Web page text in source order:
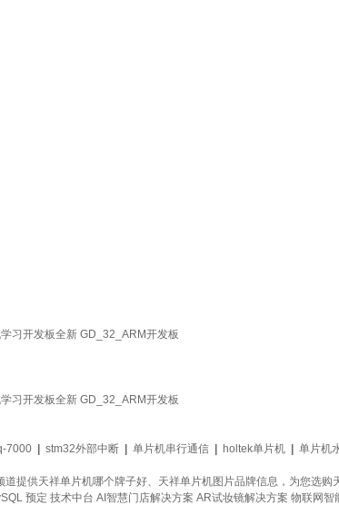
习开发板全新 GD_32_ARM开发板
习开发板全新 GD_32_ARM开发板
7000 stm32外部中断 单片机串行通信 holtek单片机 单片机
提供天祥单片机哪个牌子好、天祥单片机图片品牌信息，为您选
预定 技术中台 AI智慧门店解决方案 AR试妆镜解决方案 物联网智